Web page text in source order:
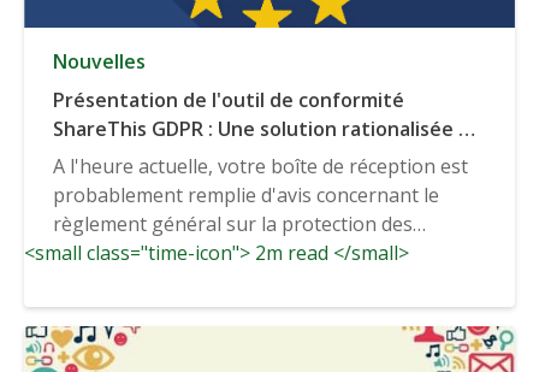
Nouvelles
Présentation de l'outil de conformité
ShareThis GDPR : Une solution rationalisée de
gestion du consentement
A l'heure actuelle, votre boîte de réception est
probablement remplie d'avis concernant le
règlement général sur la protection des
données ("GDPR"),...
<small class="time-icon"> 2m read </small>